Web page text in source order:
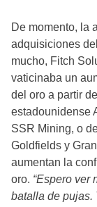
De momento, la
adquisiciones
mucho, Fitch
vaticinaba un
del oro a partir
estadounidense
SSR Mining, o
Goldfields y
aumentan la
oro. “Espero ver
batalla de pujas.